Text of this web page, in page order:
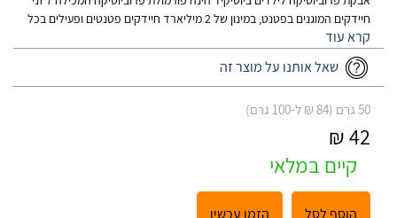
חיידקים המוגנים בפטנט, במינון של 2 מיליארד חיידקים פטנטים ופעילים בכל
כפית מידה. הפורמולה מגיעה באבקה נוחה לשימוש הניתנת לערבוב עם
מזון/מיץ.
שאל אותנו על מוצר זה
50 גרם (84 ₪ ל-100 גרם)
42 ₪
קיים במלאי
הוסף לסל הזמן עכשיו